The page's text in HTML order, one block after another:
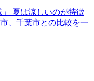
夏は涼しいのが特徴
、千葉市との比較を一